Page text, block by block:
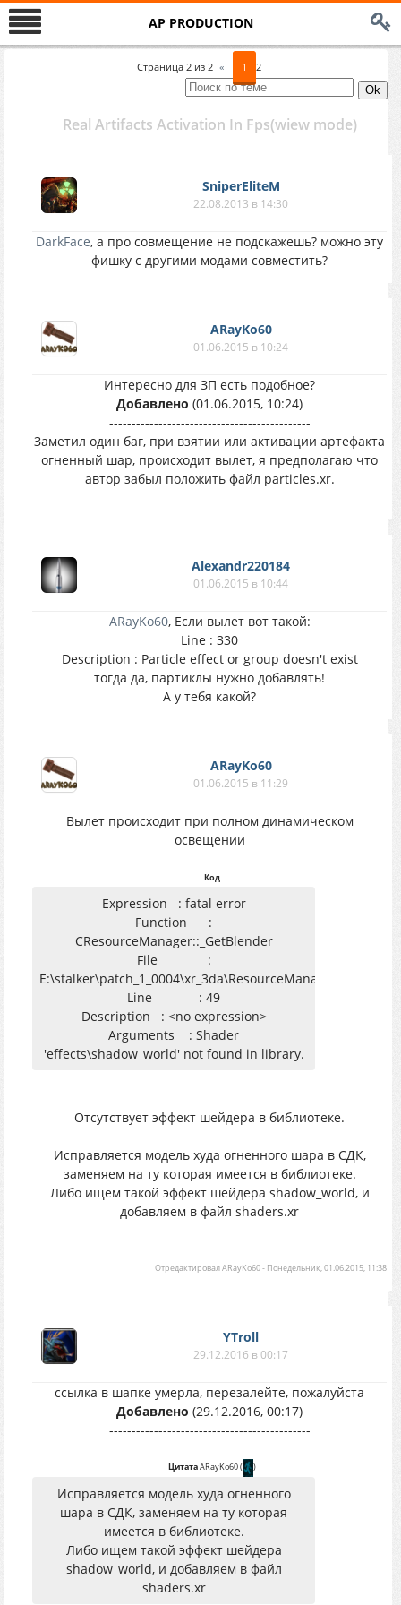
AP PRODUCTION
Страница 2 из 2 « 1 2
Real Artifacts Activation In Fps(wiew mode)
SniperEliteM
22.08.2013 в 14:30
DarkFace, а про совмещение не подскажешь? можно эту
фишку с другими модами совместить?
ARayKo60
01.06.2015 в 10:24
Интересно для ЗП есть подобное?
Добавлено (01.06.2015, 10:24)
---------------------------------------------
Заметил один баг, при взятии или активации артефакта
огненный шар, происходит вылет, я предполагаю что
автор забыл положить файл particles.xr.
Alexandr220184
01.06.2015 в 10:44
ARayKo60, Если вылет вот такой:
Line : 330
Description : Particle effect or group doesn't exist
тогда да, партиклы нужно добавлять!
А у тебя какой?
ARayKo60
01.06.2015 в 11:29
Вылет происходит при полном динамическом
освещении
Код
Expression : fatal error
Function :
CResourceManager::_GetBlender
File :
E:\stalker\patch_1_0004\xr_3da\ResourceManager.cpp
Line : 49
Description : <no expression>
Arguments : Shader
'effects\shadow_world' not found in library.
Отсутствует эффект шейдера в библиотеке.
Исправляется модель худа огненного шара в СДК,
заменяем на ту которая имеется в библиотеке.
Либо ищем такой эффект шейдера shadow_world, и
добавляем в файл shaders.xr
ОтредактировалARayKo60- Понедельник, 01.06.2015, 11:38
YTroll
29.12.2016 в 00:17
ссылка в шапке умерла, перезалейте, пожалуйста
Добавлено (29.12.2016, 00:17)
---------------------------------------------
ЦитатаARayKo60( )
Исправляется модель худа огненного
шара в СДК, заменяем на ту которая
имеется в библиотеке.
Либо ищем такой эффект шейдера
shadow_world, и добавляем в файл
shaders.xr